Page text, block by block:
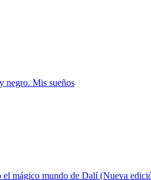
negro. Mis sueños
el mágico mundo de Dalí (Nueva